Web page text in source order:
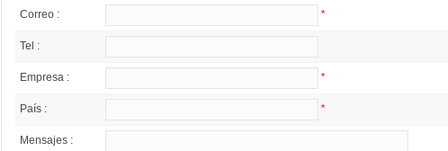
Correo : *
Tel :
Empresa : *
País : *
Mensajes :